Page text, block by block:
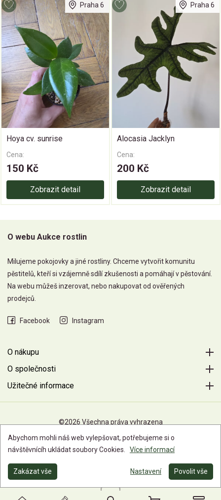
Praha 6
Hoya cv. sunrise
Cena:
150 Kč
Zobrazit detail
Praha 6
Alocasia Jacklyn
Cena:
200 Kč
Zobrazit detail
O webu Aukce rostlin
Milujeme pokojovky a jiné rostliny. Chceme vytvořit komunitu
pěstitelů, kteří si vzájemně sdílí zkušenosti a pomáhají v pěstování.
Na webu můžeš inzerovat, nebo nakupovat od ověřených
prodejců.
Facebook Instagram
O nákupu
O společnosti
Užitečné informace
©2026 Všechna práva vyhrazena
Abychom mohli náš web vylepšovat, potřebujeme si o
návštěvnícíh ukládat soubory Cookies.
Více informací
Zakázat vše Nastavení Povolit vše